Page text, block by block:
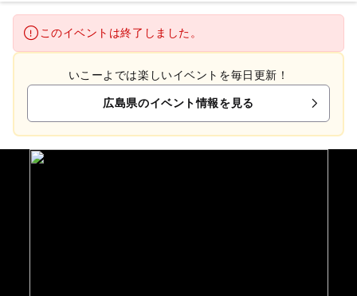
このイベントは終了しました。
いこーよでは楽しいイベントを毎日更新！
広島県のイベント情報を見る